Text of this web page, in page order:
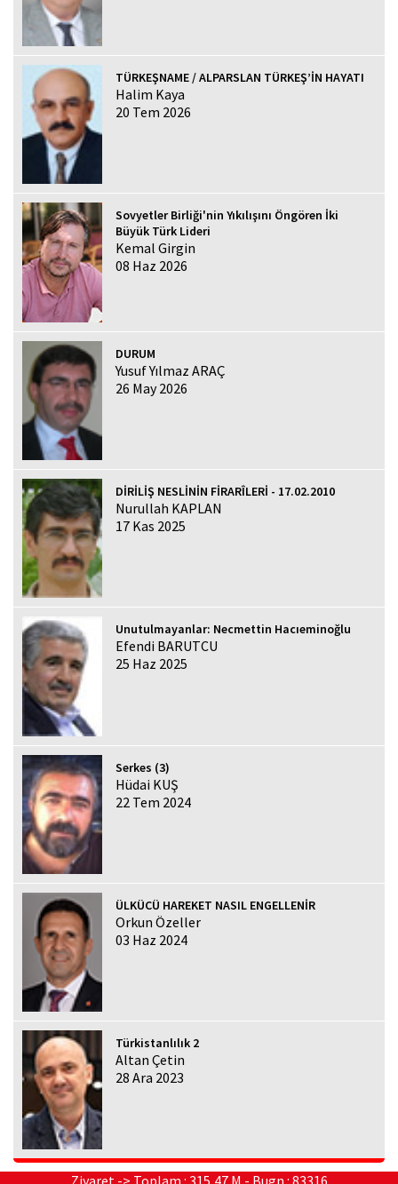
TÜRKEŞNAME / ALPARSLAN TÜRKEŞ’İN HAYATI
Halim Kaya
20 Tem 2026
Sovyetler Birliği'nin Yıkılışını Öngören İki
Büyük Türk Lideri
Kemal Girgin
08 Haz 2026
DURUM
Yusuf Yılmaz ARAÇ
26 May 2026
DİRİLİŞ NESLİNİN FİRARÎLERİ - 17.02.2010
Nurullah KAPLAN
17 Kas 2025
Unutulmayanlar: Necmettin Hacıeminoğlu
Efendi BARUTCU
25 Haz 2025
Serkes (3)
Hüdai KUŞ
22 Tem 2024
ÜLKÜCÜ HAREKET NASIL ENGELLENİR
Orkun Özeller
03 Haz 2024
Türkistanlılık 2
Altan Çetin
28 Ara 2023